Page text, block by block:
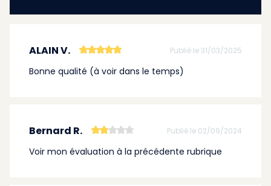
ALAIN V. Publié le 31/03/2025
Bonne qualité (à voir dans le temps)
Bernard R. Publié le 02/09/2024
Voir mon évaluation à la précédente rubrique